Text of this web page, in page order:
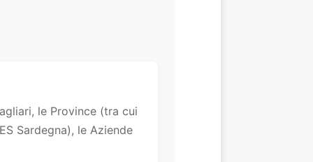
le Province (tra cui
Sardegna), le Aziende